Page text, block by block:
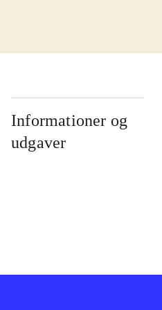
Informationer og
udgaver